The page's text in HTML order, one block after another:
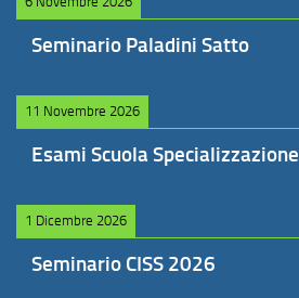
Seminario Paladini Satto
11 Novembre 2026
Esami Scuola Specializzazione
1 Dicembre 2026
Seminario CISS 2026